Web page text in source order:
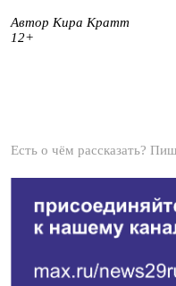
Автор Кира Кратт
12+
Есть о чём рассказать?